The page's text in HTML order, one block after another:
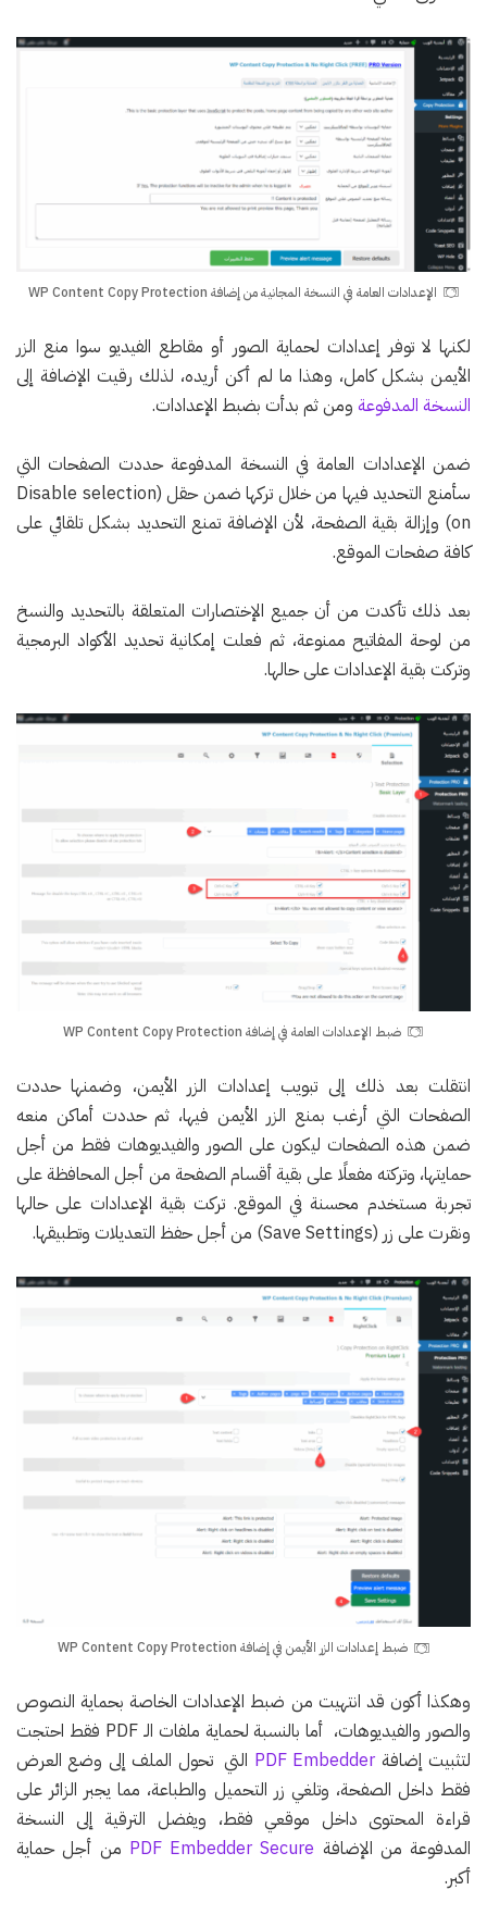
الإعدادات العامة في النسخة المجانية من إضافة WP Content Copy Protection
لكنها لا توفر إعدادات لحماية الصور أو مقاطع الفيديو سوا منع الزر
الأيمن بشكل كامل، وهذا ما لم أكن أريده، لذلك رقيت الإضافة إلى
النسخة المدفوعة ومن ثم بدأت بضبط الإعدادات.
ضمن الإعدادات العامة في النسخة المدفوعة حددت الصفحات التي
سأمنع التحديد فيها من خلال تركها ضمن حقل (Disable selection
on) وإزالة بقية الصفحة، لأن الإضافة تمنع التحديد بشكل تلقائي على
كافة صفحات الموقع.
بعد ذلك تأكدت من أن جميع الإختصارات المتعلقة بالتحديد والنسخ
من لوحة المفاتيح ممنوعة، ثم فعلت إمكانية تحديد الأكواد البرمجية
وتركت بقية الإعدادات على حالها.
ضبط الإعدادات العامة في إضافة WP Content Copy Protection
انتقلت بعد ذلك إلى تبويب إعدادات الزر الأيمن، وضمنها حددت
الصفحات التي أرغب بمنع الزر الأيمن فيها، ثم حددت أماكن منعه
ضمن هذه الصفحات ليكون على الصور والفيديوهات فقط من أجل
حمايتها، وتركته مفعلًا على بقية أقسام الصفحة من أجل المحافظة على
تجربة مستخدم محسنة في الموقع. تركت بقية الإعدادات على حالها
ونقرت على زر (Save Settings) من أجل حفظ التعديلات وتطبيقها.
ضبط إعدادات الزر الأيمن في إضافة WP Content Copy Protection
وهكذا أكون قد انتهيت من ضبط الإعدادات الخاصة بحماية النصوص
والصور والفيديوهات، أما بالنسبة لحماية ملفات الـ PDF فقط احتجت
لتثبيت إضافةPDF Embedder التي تحول الملف إلى وضع العرض
فقط داخل الصفحة، وتلغي زر التحميل والطباعة، مما يجبر الزائر على
قراءة المحتوى داخل موقعي فقط، ويفضل الترقية إلى النسخة
المدفوعة من الإضافة PDF Embedder Secure من أجل حماية
أكبر.